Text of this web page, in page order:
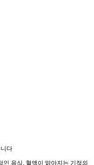
다
음식, 혈액이 맑아지는 기적의